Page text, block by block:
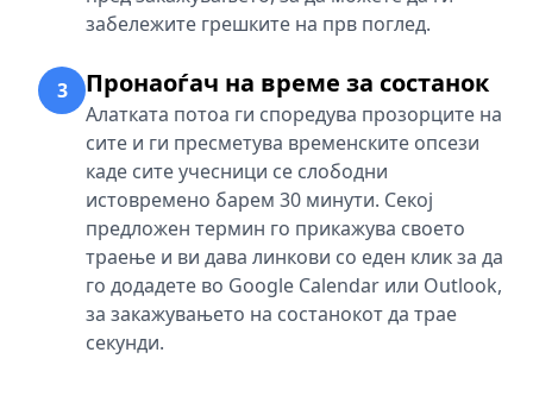
забележите грешките на прв поглед.
3 Пронаоѓач на време за состанок
Алатката потоа ги споредува прозорците на
сите и ги пресметува временските опсези
каде сите учесници се слободни
истовремено барем 30 минути. Секој
предложен термин го прикажува своето
траење и ви дава линкови со еден клик за да
го додадете во Google Calendar или Outlook,
за закажувањето на состанокот да трае
секунди.